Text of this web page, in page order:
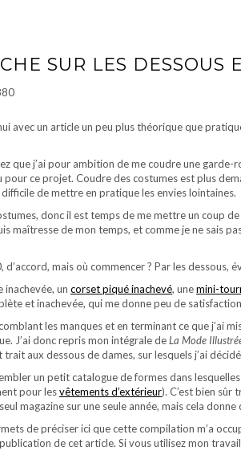
SUR LES DESSOUS
avec un article un peu plus théorique que
que j’ai pour ambition de me coudre une garde-
pour ce projet. Coudre des costumes est plus
de mettre en pratique les envies lointaines.
donc il est temps de me mettre un coup
maîtresse de mon temps, et comme je ne sais
mais où commencer ? Par les dessous,
inachevée, un corset piqué inachevé, unemini-
et inachevée, qui me donne peu de
les manques et en terminant ce que j’ai
J’ai donc repris mon intégrale deLa Mode
aux dessous de dames, sur lesquels j’ai
un petit catalogue de formes dans
pour lesvêtements d’extérieur). C’est bien sûr
magazine sur une seule année, mais cela
de préciser ici que cette compilation m’a
de cet article. Si vous utilisez mon